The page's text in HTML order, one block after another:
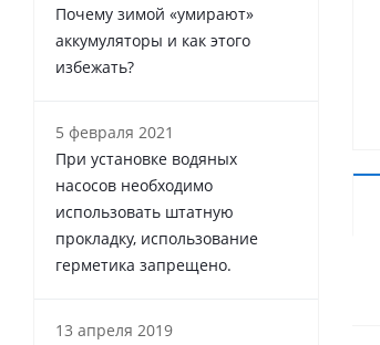
Почему зимой «умирают»
аккумуляторы и как этого
избежать?
5 февраля 2021
При установке водяных
насосов необходимо
использовать штатную
прокладку, использование
герметика запрещено.
13 апреля 2019